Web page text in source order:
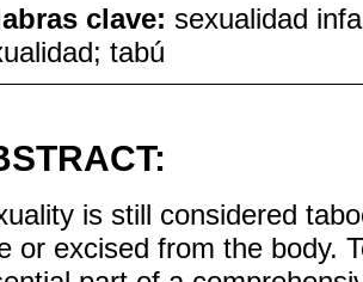
clave: sexualidad
tabú
is still considered
or excised from the body.